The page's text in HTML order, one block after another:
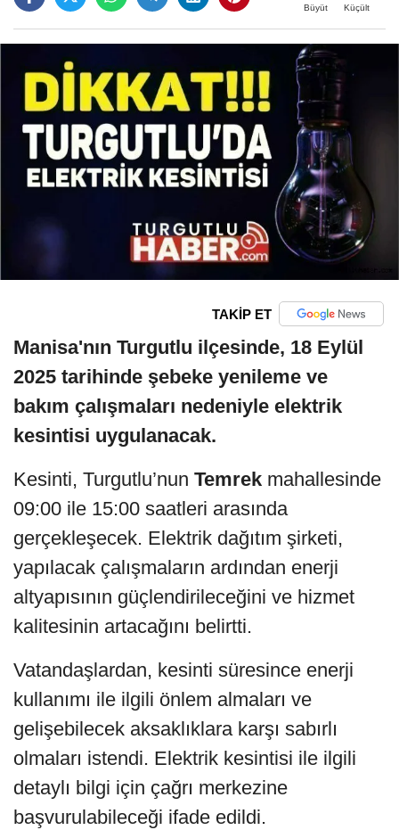
Büyüt Küçült
TAKİP ET
Manisa'nın Turgutlu ilçesinde, 18 Eylül
2025 tarihinde şebeke yenileme ve
bakım çalışmaları nedeniyle elektrik
kesintisi uygulanacak.
Kesinti, Turgutlu’nun Temrek mahallesinde
09:00 ile 15:00 saatleri arasında
gerçekleşecek. Elektrik dağıtım şirketi,
yapılacak çalışmaların ardından enerji
altyapısının güçlendirileceğini ve hizmet
kalitesinin artacağını belirtti.
Vatandaşlardan, kesinti süresince enerji
kullanımı ile ilgili önlem almaları ve
gelişebilecek aksaklıklara karşı sabırlı
olmaları istendi. Elektrik kesintisi ile ilgili
detaylı bilgi için çağrı merkezine
başvurulabileceği ifade edildi.